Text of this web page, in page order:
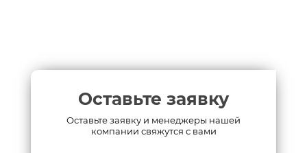
Оставьте заявку
Оставьте заявку и менеджеры нашей
компании свяжутся с вами